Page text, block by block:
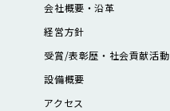
会社概要・沿革
経営方針
受賞/表彰歴・社会貢献活動
設備概要
アクセス